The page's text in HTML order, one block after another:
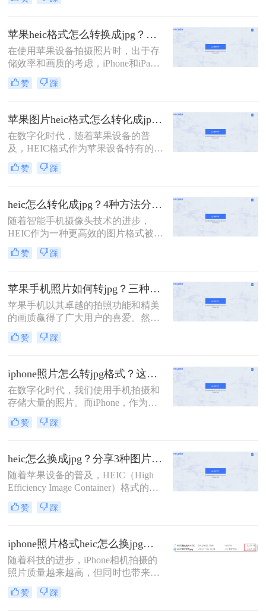
单，下面介绍二种简单实用方法，就
要
图像质量，受到了广大用户的喜爱。
设备或软件无法直接打开和编辑HEIC
图片。因此，heic怎么批量转jpg图片
成为了一个常见的需求。本文将为您
介绍几种简单高效的方法，帮助您轻
松实现HEIC到JPG的批量转换。
苹果heic格式怎么转换成jpg？教你5招轻松搞定！
在使用苹果设备拍摄照片时，出于存
储效率和画质的考虑，iPhone和iPad
默认采用HEIC（High Efficiency Image
Format）格式保存照片。然而，这种
支持，特别是在Windows PC和其他非
苹果设备上，经常需要将HEIC格式的
照片转换为更通用的JPG格式。那么
苹果heic格式怎么转换成jpg呢？本文
将向您介绍几种将HEIC转换为JPG的
有效方法。
赞 踩
苹果图片heic格式怎么转化成jpg？这三种方法任你选择！
在数字化时代，随着苹果设备的普
及，HEIC格式作为苹果设备特有的图
片格式，逐渐成为了用户日常拍照和
保存图片的主要方式。然而，由于
设备或软件无法直接打开或编辑该格
式的图片。因此，将HEIC格式转换为
更为通用的JPG格式成为了一个常见
的需求。那么苹果图片heic格式怎么
转化成jpg呢？本文将详细介绍几种将
苹果HEIC格式转换为JPG格式的方
赞 踩
heic怎么转化成jpg？4种方法分享给你！
​随着智能手机摄像头技术的进步，
HEIC作为一种更高效的图片格式被广
泛采用。但JPG格式的兼容性更广，
因此在某些情况下需要将HEIC图片转
呢？本文提供了四种转换方法，每种
方法都配有简短的介绍，帮助您快速
掌握转换技巧。
赞 踩
苹果手机照片如何转jpg？三种方法轻松解决heic图片转换！
苹果手机以其卓越的拍照功能和精美
的画质赢得了广大用户的喜爱。然
而，由于苹果设备默认的照片格式是
HEIC（High Efficiency Image
平台上可能不如JPG（JPEG）格式普
及和兼容。因此，很多用户需要将苹
果手机上的照片转换为JPG格式以满
足不同的需求。那么苹果手机照片如
何转jpg呢？本文将介绍几种简单的方
法，帮助你轻松实现苹果手机照片到
赞 踩
iphone照片怎么转jpg格式？这两种方法可以迅速转换！
在数字化时代，我们使用手机拍摄和
存储大量的照片。而iPhone，作为一
款备受欢迎的手机品牌，更是拥有出
色的摄影功能。然而，有时候我们可
他格式，比如JPG。本文将为您介绍
iphone照片怎么转jpg格式，以便更好
地管理和共享您的珍贵照片。
赞 踩
heic怎么换成jpg？分享3种图片格式转换方法！
随着苹果设备的普及，HEIC（High
Efficiency Image Container）格式的图
片逐渐进入了我们的视野。然而，由
于这种格式的特殊性和兼容性问题，
打开或编辑HEIC格式的图片。因此，
将HEIC转换成JPG格式成为了一个常
见的需求。那么heic怎么换成jpg呢？
本文将为您介绍三种实用的方法，帮
助您轻松完成HEIC到JPG的转换。
赞 踩
iphone照片格式heic怎么换jpg？教你4招，快速转换！
随着科技的进步，iPhone相机拍摄的
照片质量越来越高，但同时也带来了
一个问题，那就是照片格式的多样
性。iPhone默认使用HEIC格式来保存
赞 踩